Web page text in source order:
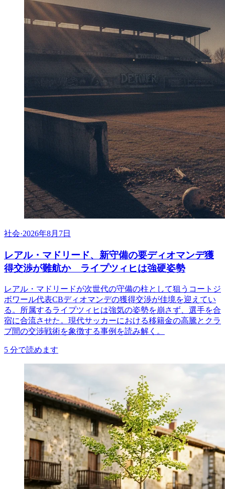
社会·2026年8月7日
レアル・マドリード、新守備の要ディオマンデ獲
得交渉が難航か ライプツィヒは強硬姿勢
レアル・マドリードが次世代の守備の柱として狙うコートジ
ボワール代表CBディオマンデの獲得交渉が佳境を迎えてい
る。所属するライプツィヒは強気の姿勢を崩さず、選手を合
宿に合流させた。現代サッカーにおける移籍金の高騰とクラ
ブ間の交渉戦術を象徴する事例を読み解く。
5 分で読めます